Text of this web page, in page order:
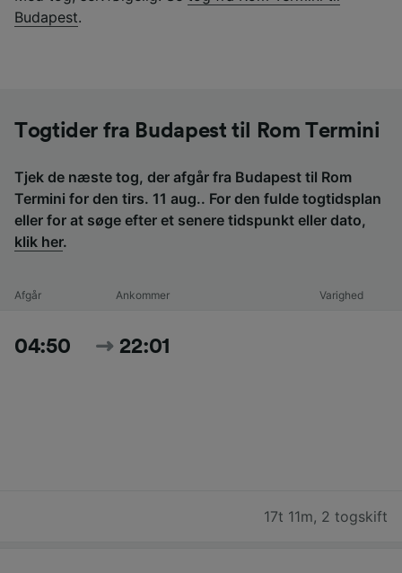
Budapest.
Togtider fra Budapest til Rom Termini
Tjek de næste tog, der afgår fra Budapest til Rom
Termini for den tirs. 11 aug.. For den fulde togtidsplan
eller for at søge efter et senere tidspunkt eller dato,
klik her.
Afgår Ankommer Varighed
04:50 22:01
17t 11m, 2 togskift